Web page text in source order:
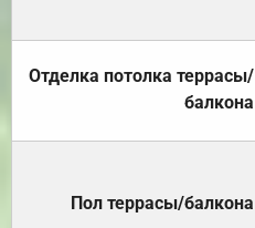
Отделка потолка террасы/
балкона
Пол террасы/балкона